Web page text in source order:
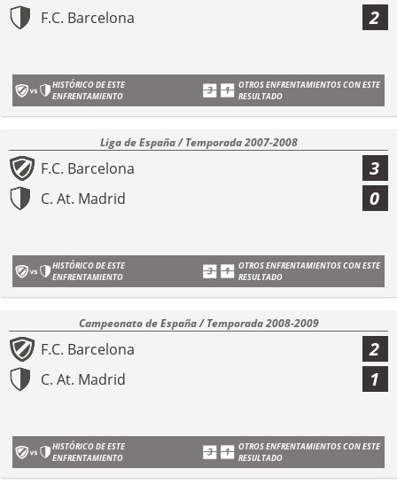
F.C. Barcelona 2
HISTÓRICO DE ESTE
ENFRENTAMIENTO
OTROS ENFRENTAMIENTOS CON ESTE
RESULTADO
Liga de España / Temporada 2007-2008
F.C. Barcelona 3
C. At. Madrid 0
HISTÓRICO DE ESTE
ENFRENTAMIENTO
OTROS ENFRENTAMIENTOS CON ESTE
RESULTADO
Campeonato de España / Temporada 2008-2009
F.C. Barcelona 2
C. At. Madrid 1
HISTÓRICO DE ESTE
ENFRENTAMIENTO
OTROS ENFRENTAMIENTOS CON ESTE
RESULTADO